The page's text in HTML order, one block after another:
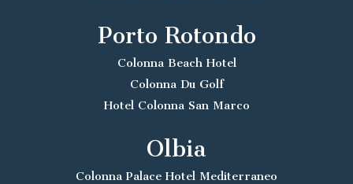
Porto Rotondo
Colonna Beach Hotel
Colonna Du Golf
Hotel Colonna San Marco
Olbia
Colonna Palace Hotel Mediterraneo